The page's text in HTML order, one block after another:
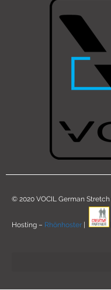
© 2020 VOCIL German
Hosting – Rhönhoster